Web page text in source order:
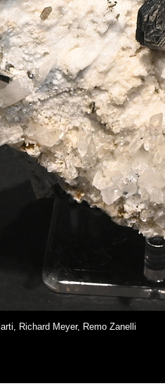
Richard Meyer, Remo Zanelli